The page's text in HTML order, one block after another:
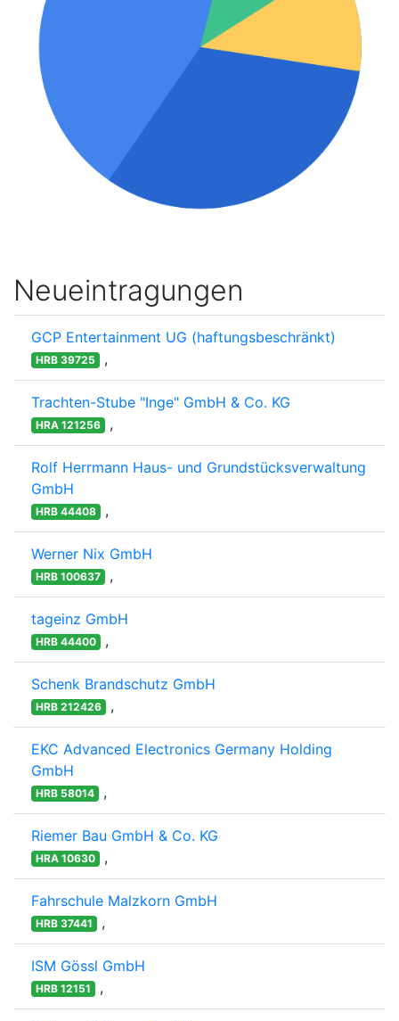
Neueintragungen
GCP Entertainment UG (haftungsbeschränkt)
HRB 39725 ,
Trachten-Stube "Inge" GmbH & Co. KG
HRA 121256 ,
Rolf Herrmann Haus- und Grundstücksverwaltung
GmbH
HRB 44408 ,
Werner Nix GmbH
HRB 100637 ,
tageinz GmbH
HRB 44400 ,
Schenk Brandschutz GmbH
HRB 212426 ,
EKC Advanced Electronics Germany Holding
GmbH
HRB 58014 ,
Riemer Bau GmbH & Co. KG
HRA 10630 ,
Fahrschule Malzkorn GmbH
HRB 37441 ,
ISM Gössl GmbH
HRB 12151 ,